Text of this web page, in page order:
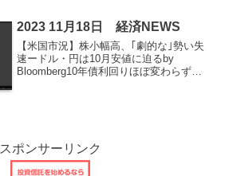
た不動産開発会社へ...
2023 11月18日 経済NEWS
【米国市況】株小幅高、｢劇的な｣勢い失
速ードル・円は10月安値に迫るby
Bloomberg10年債利回りほぼ変わらず、
スポンサーリンク